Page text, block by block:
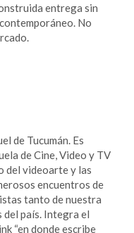
entrega sin
No
de Tucumán. Es
de Cine, Video y TV
del videoarte y las
encuentros de
tanto de nuestra
del país. Integra el
“en donde escribe